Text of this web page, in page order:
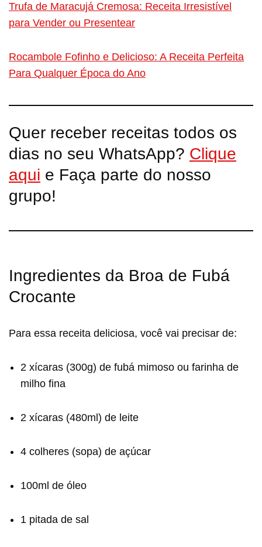
Trufa de Maracujá Cremosa: Receita Irresistível
para Vender ou Presentear
Rocambole Fofinho e Delicioso: A Receita Perfeita
Para Qualquer Época do Ano
Quer receber receitas todos os
dias no seu WhatsApp? Clique
aqui e Faça parte do nosso
grupo!
Ingredientes da Broa de Fubá
Crocante
Para essa receita deliciosa, você vai precisar de:
2 xícaras (300g) de fubá mimoso ou farinha de
milho fina
2 xícaras (480ml) de leite
4 colheres (sopa) de açúcar
100ml de óleo
1 pitada de sal